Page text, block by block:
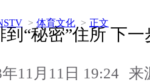
> 体育文化 > 正文
“秘密”住所 下
11月11日 19:24 来